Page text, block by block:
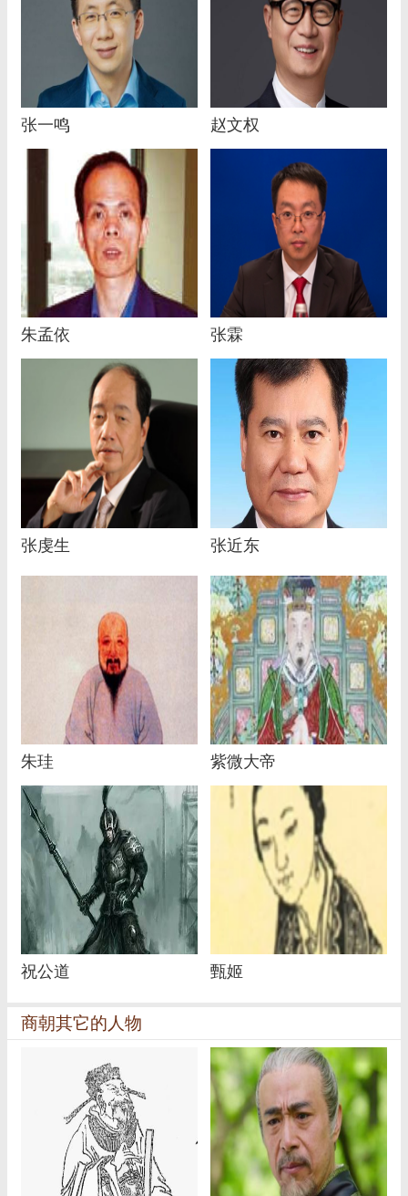
张一鸣 赵文权
朱孟依 张霖
张虔生 张近东
朱珪 紫微大帝
祝公道 甄姬
商朝其它的人物